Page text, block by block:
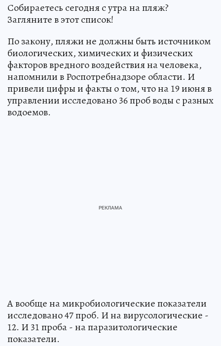
Собираетесь сегодня с утра на пляж?
Загляните в этот список!
По закону, пляжи не должны быть источником
биологических, химических и физических
факторов вредного воздействия на человека,
напомнили в Роспотребнадзоре области. И
привели цифры и факты о том, что на 19 июня в
управлении исследовано 36 проб воды с разных
водоемов.
А вообще на микробиологические показатели
исследовано 47 проб. И на вирусологические -
12. И 31 проба - на паразитологические
показатели.